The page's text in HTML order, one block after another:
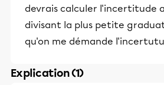
devrais calculer l'incertitude
divisant la plus petite
qu'on me démande
Explication (1)